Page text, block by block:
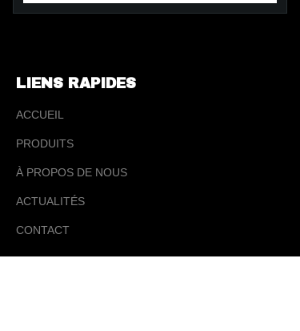
LIENS RAPIDES
ACCUEIL
PRODUITS
À PROPOS DE NOUS
ACTUALITÉS
CONTACT
FR